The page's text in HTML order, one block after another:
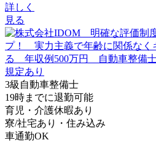
詳しく
見る
3級自動車整備士
19時までに退勤可能
育児・介護休暇あり
寮/社宅あり・住み込み
車通勤OK